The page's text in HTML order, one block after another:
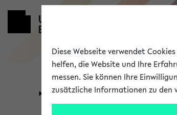
Universität
Diese Webseite verwendet
helfen, die Website und Ihre
messen. Sie können Ihre
zusätzliche Informationen zu den